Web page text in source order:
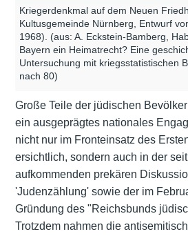
Kriegerdenkmal auf dem Neuen
Kultusgemeinde Nürnberg, Entwurf
1968). (aus: A. Eckstein-Bamberg,
Bayern ein Heimatrecht? Eine
Untersuchung mit kriegsstatistischen
nach 80)
Große Teile der jüdischen
ein ausgeprägtes nationales
nicht nur im Fronteinsatz des
ersichtlich, sondern auch in der
aufkommenden prekären
'Judenzählung' sowie der im
Gründung des "Reichsbunds
Trotzdem nahmen die